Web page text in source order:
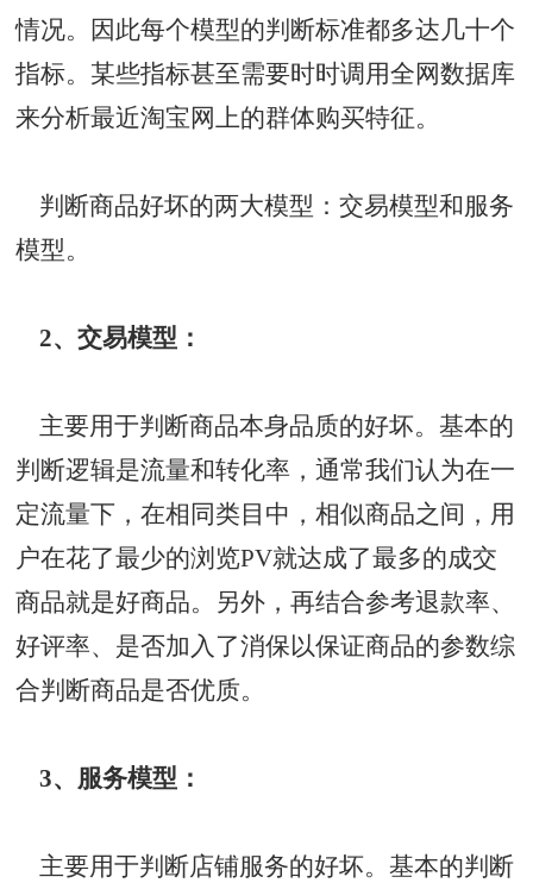
情况。因此每个模型的判断标准都多达几十个
指标。某些指标甚至需要时时调用全网数据库
来分析最近淘宝网上的群体购买特征。
判断商品好坏的两大模型：交易模型和服务
模型。
2、交易模型：
主要用于判断商品本身品质的好坏。基本的
判断逻辑是流量和转化率 ，通常我们认为在一
定流量下，在相同类目中，相似商品之间，用
户在花了最少的浏览PV就达成了最多的成交
商品就是好商品。另外，再结合参考退款率、
好评率、是否加入了消保以保证商品的参数综
合判断商品是否优质。
3、服务模型：
主要用于判断店铺服务的好坏。基本的判断